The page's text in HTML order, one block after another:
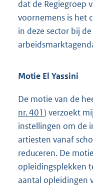
dat de Regiegroep
voornemens is het
in deze sector bij
Motie El Yassini
De motie van de
nr. 401) verzoekt
instellingen om de
artiesten vanaf
reduceren. De
opleidingsplekken
aantal opleidingen